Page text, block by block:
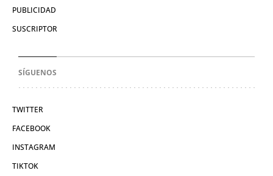
PUBLICIDAD
SUSCRIPTOR
SÍGUENOS
TWITTER
FACEBOOK
INSTAGRAM
TIKTOK